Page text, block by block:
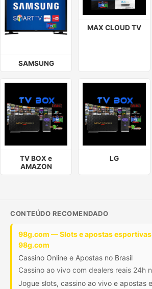
SAMSUNG
MAX CLOUD TV
TV BOX e
AMAZON
LG
CONTEÚDO RECOMENDADO
98g.com — Slots e apostas esportivas
98g.com
Cassino Online e Apostas no Brasil
Cassino ao vivo com dealers reais 24h
Jogue slots, cassino ao vivo e apostas